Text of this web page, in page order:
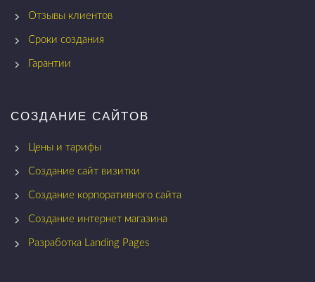
Отзывы клиентов
Сроки создания
Гарантии
СОЗДАНИЕ САЙТОВ
Цены и тарифы
Создание сайт визитки
Создание корпоративного сайта
Создание интернет магазина
Разработка Landing Pages